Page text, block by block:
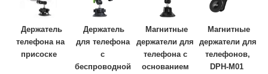
Держатель
телефона на
присоске
Держатель
для телефона
с
беспроводной
Магнитные
держатели для
телефона с
основанием
Магнитные
держатели для
телефонов,
DPH-M01